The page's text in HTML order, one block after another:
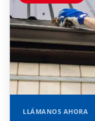
LLÁMANOS AHORA